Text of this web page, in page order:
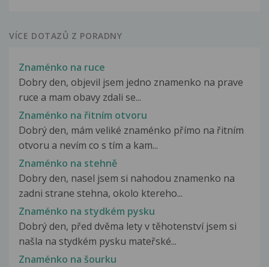
VÍCE DOTAZŮ Z PORADNY
Znaménko na ruce
Dobry den, objevil jsem jedno znamenko na prave
ruce a mam obavy zdali se...
Znaménko na řitním otvoru
Dobrý den, mám veliké znaménko přímo na řitním
otvoru a nevím co s tím a kam...
Znaménko na stehně
Dobry den, nasel jsem si nahodou znamenko na
zadni strane stehna, okolo ktereho...
Znaménko na stydkém pysku
Dobrý den, před dvěma lety v těhotenství jsem si
našla na stydkém pysku mateřské...
Znaménko na šourku